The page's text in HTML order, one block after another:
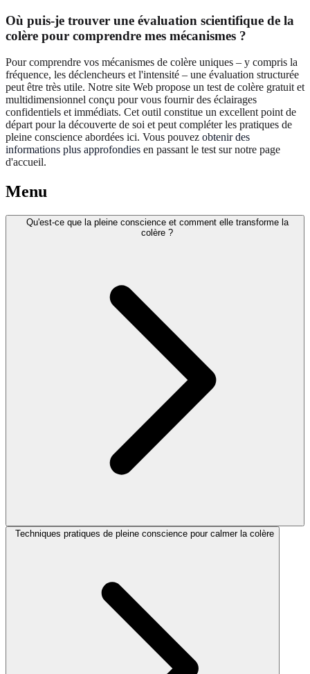
Où puis-je trouver une évaluation scientifique de la
colère pour comprendre mes mécanismes ?
Pour comprendre vos mécanismes de colère uniques – y compris la
fréquence, les déclencheurs et l'intensité – une évaluation structurée
peut être très utile. Notre site Web propose un test de colère gratuit et
multidimensionnel conçu pour vous fournir des éclairages
confidentiels et immédiats. Cet outil constitue un excellent point de
départ pour la découverte de soi et peut compléter les pratiques de
pleine conscience abordées ici. Vous pouvez obtenir des
informations plus approfondies en passant le test sur notre page
d'accueil.
Menu
Qu'est-ce que la pleine conscience et comment elle transforme la
colère ?
Techniques pratiques de pleine conscience pour calmer la colère